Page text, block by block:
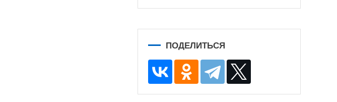
ПОДЕЛИТЬСЯ